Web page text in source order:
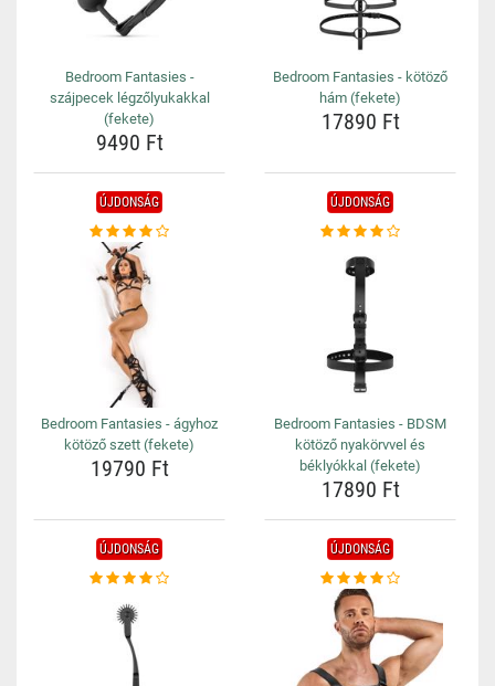
Bedroom Fantasies -
szájpecek légzőlyukakkal
(fekete)
9490 Ft
Bedroom Fantasies - kötöző
hám (fekete)
17890 Ft
ÚJDONSÁG
Bedroom Fantasies - ágyhoz
kötöző szett (fekete)
19790 Ft
ÚJDONSÁG
Bedroom Fantasies - BDSM
kötöző nyakörvvel és
béklyókkal (fekete)
17890 Ft
ÚJDONSÁG ÚJDONSÁG